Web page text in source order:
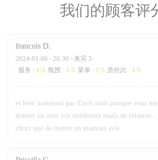
我们的顾客评
francois D
2024-01-06 - 20:30 - 来宾 5
服务 : 1/5 氛围 : 1/5 菜单 : 1/5 质价比 : 1/5
et bien justement pas d'avis mais puisque vous
donner un avec vos nombreux mails de relances
choix que de mettre un mauvais avis